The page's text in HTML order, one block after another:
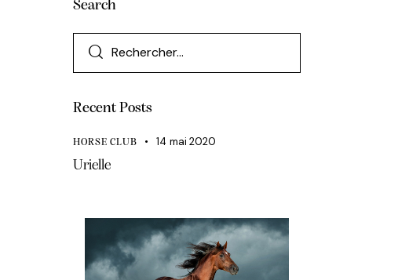
Search
Recent Posts
HORSE CLUB 14 mai 2020
Urielle